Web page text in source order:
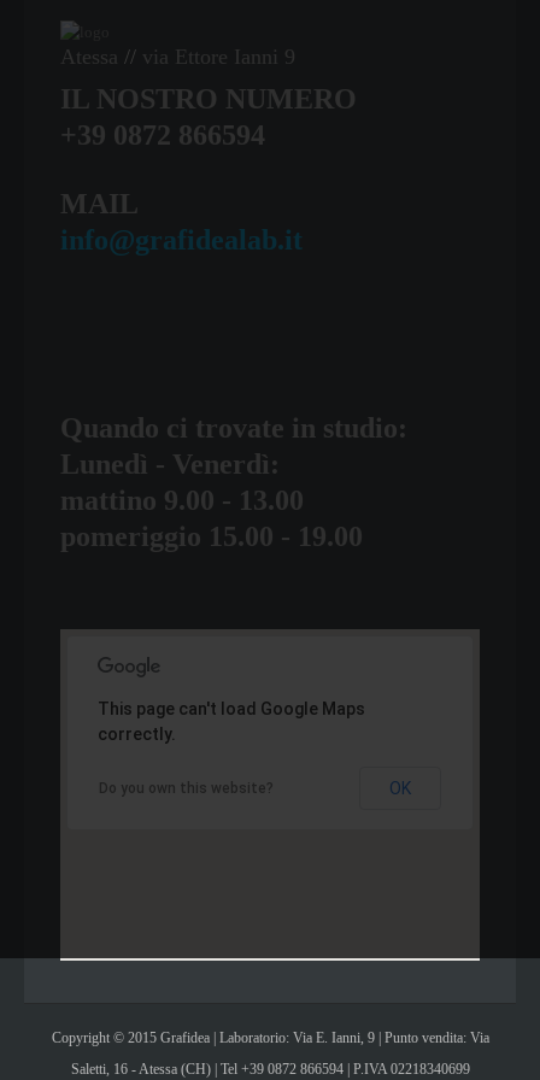
Atessa // via Ettore Ianni 9
IL NOSTRO NUMERO
+39 0872 866594
MAIL
info@grafidealab.it
Quando ci trovate in studio:
Lunedì - Venerdì:
mattino 9.00 - 13.00
pomeriggio 15.00 - 19.00
This page can't load Google Maps
correctly.
Do you own this website? OK
Copyright © 2015 Grafidea | Laboratorio: Via E. Ianni, 9 | Punto vendita: Via
Saletti, 16 - Atessa (CH) | Tel +39 0872 866594 | P.IVA 02218340699